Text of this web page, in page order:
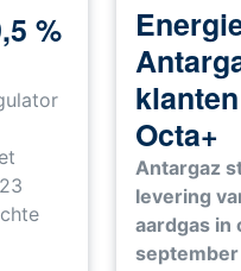
%
Octa+
Antargaz
levering
aardgas in